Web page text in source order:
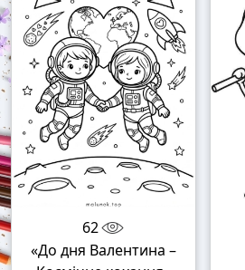
62
«До дня Валентина –